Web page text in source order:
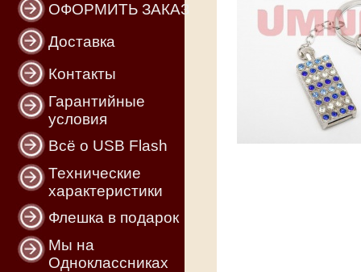
ОФОРМИТЬ ЗАКАЗ
Доставка
Контакты
Гарантийные
условия
Всё о USB Flash
Технические
характеристики
Флешка в подарок
Мы на
Одноклассниках